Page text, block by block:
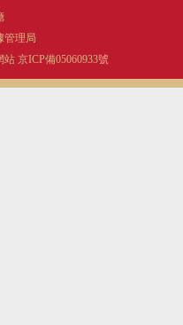
管理局
站 京ICP備05060933號